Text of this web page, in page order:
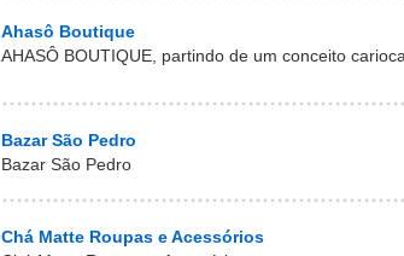
Ahasô Boutique
AHASÔ BOUTIQUE, partindo de um conceito
Bazar São Pedro
Bazar São Pedro
Chá Matte Roupas e Acessórios